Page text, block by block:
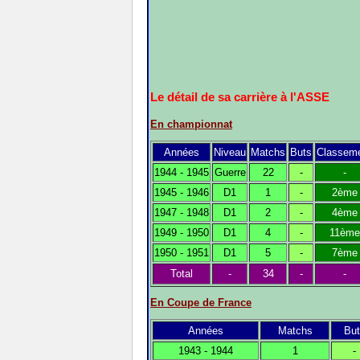
Le détail de sa carrière à l'ASSE
En championnat
Années Niveau Matchs Buts
1944 - 1945 Guerre 22 -
-
1945 - 1946
D1 1 -
2ème
1947 - 1948
D1 2 -
4ème
1949 - 1950
D1 4 -
11ème
1950 - 1951
D1 5 -
7ème
Total
- 34 - -
En Coupe de France
Années Matchs
1943 - 1944
1
-